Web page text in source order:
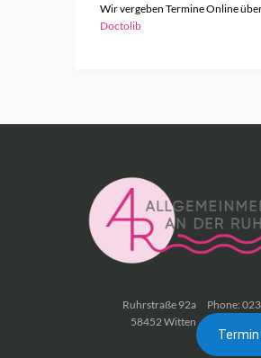
Wir vergeben Termine Online
Doctolib
Phone:
Ruhrstraße 92a
58452 Witten